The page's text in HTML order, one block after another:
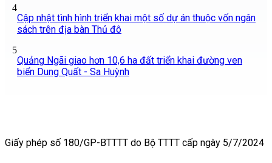
4
Cập nhật tình hình triển khai một số dự án thuộc vốn ngân
sách trên địa bàn Thủ đô
5
Quảng Ngãi giao hơn 10,6 ha đất triển khai đường ven
biển Dung Quất - Sa Huỳnh
Giấy phép số 180/GP-BTTTT do Bộ TTTT cấp ngày 5/7/2024